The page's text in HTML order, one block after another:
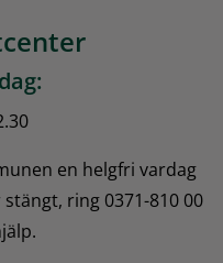
en helgfri vardag
ring 0371-810 00